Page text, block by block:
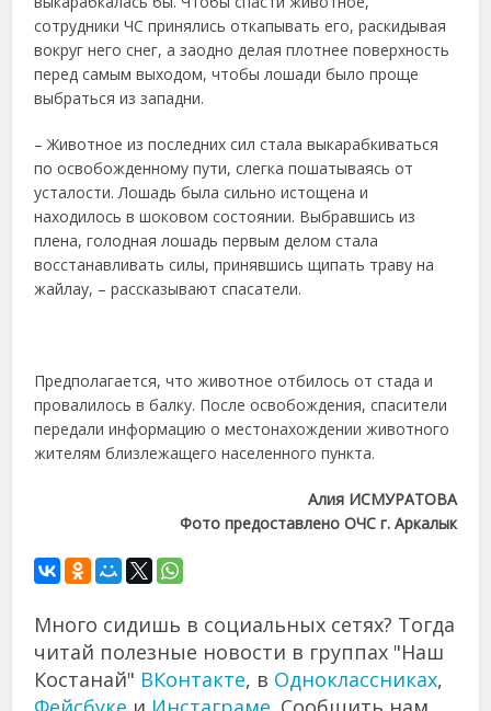
сотрудники ЧС принялись откапывать его, раскидывая
вокруг него снег, а заодно делая плотнее поверхность
перед самым выходом, чтобы лошади было проще
выбраться из западни.
– Животное из последних сил стала выкарабкиваться
по освобожденному пути, слегка пошатываясь от
усталости. Лошадь была сильно истощена и
находилось в шоковом состоянии. Выбравшись из
плена, голодная лошадь первым делом стала
восстанавливать силы, принявшись щипать траву на
жайлау, – рассказывают спасатели.
Предполагается, что животное отбилось от стада и
провалилось в балку. После освобождения, спасители
передали информацию о местонахождении животного
жителям близлежащего населенного пункта.
Алия ИСМУРАТОВА
Фото предоставлено ОЧС г. Аркалык
Много сидишь в социальных сетях? Тогда
читай полезные новости в группах "Наш
Костанай" ВКонтакте, в Одноклассниках,